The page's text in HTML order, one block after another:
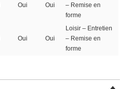
Oui Oui
– Remise en
forme
Oui Oui
Loisir – Entretien
– Remise en
forme